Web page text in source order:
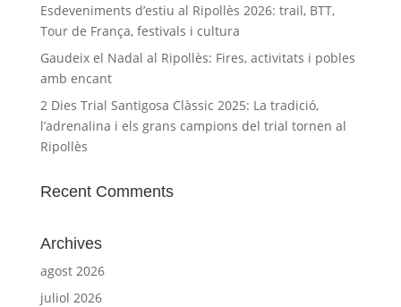
Esdeveniments d’estiu al Ripollès 2026: trail, BTT,
Tour de França, festivals i cultura
Gaudeix el Nadal al Ripollès: Fires, activitats i pobles
amb encant
2 Dies Trial Santigosa Clàssic 2025: La tradició,
l’adrenalina i els grans campions del trial tornen al
Ripollès
Recent Comments
Archives
agost 2026
juliol 2026